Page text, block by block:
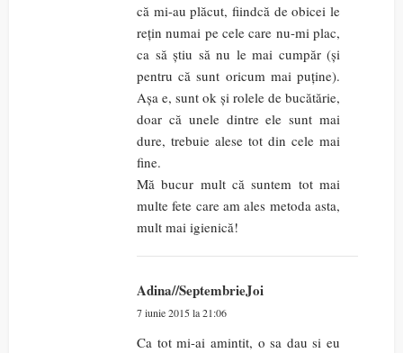
că mi-au plăcut, fiindcă de obicei le
rețin numai pe cele care nu-mi plac,
ca să știu să nu le mai cumpăr (și
pentru că sunt oricum mai puține).
Așa e, sunt ok și rolele de bucătărie,
doar că unele dintre ele sunt mai
dure, trebuie alese tot din cele mai
fine.
Mă bucur mult că suntem tot mai
multe fete care am ales metoda asta,
mult mai igienică!
Adina//SeptembrieJoi
7 iunie 2015 la 21:06
Ca tot mi-ai amintit, o sa dau si eu